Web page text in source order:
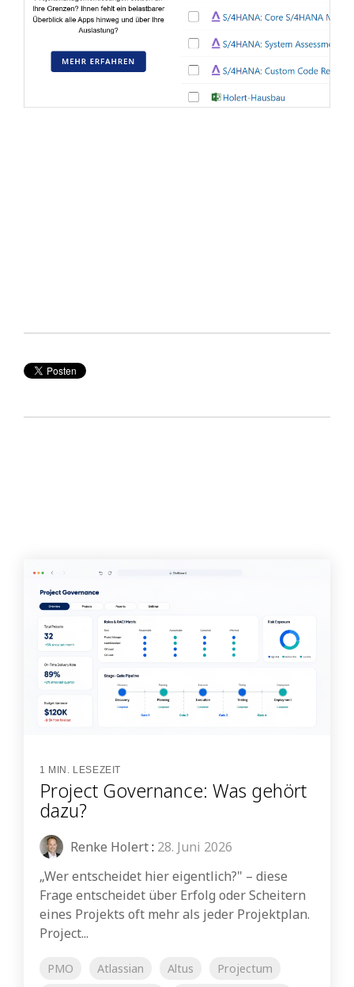
1 MIN. LESEZEIT
Project Governance: Was gehört
dazu?
Renke Holert: 28. Juni 2026
„Wer entscheidet hier eigentlich?" – diese
Frage entscheidet über Erfolg oder Scheitern
eines Projekts oft mehr als jeder Projektplan.
Project...
PMO Atlassian Altus
Projectum